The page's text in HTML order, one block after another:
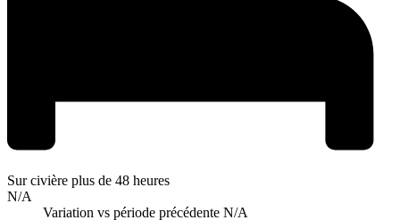
Sur civière plus de 48 heures
N/A
Variation vs période précédente N/A